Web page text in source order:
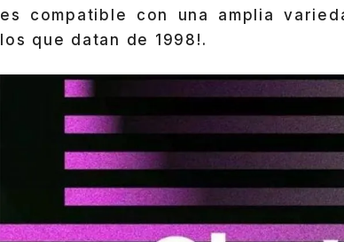
es compatible con una amplia
los que datan de 1998!.